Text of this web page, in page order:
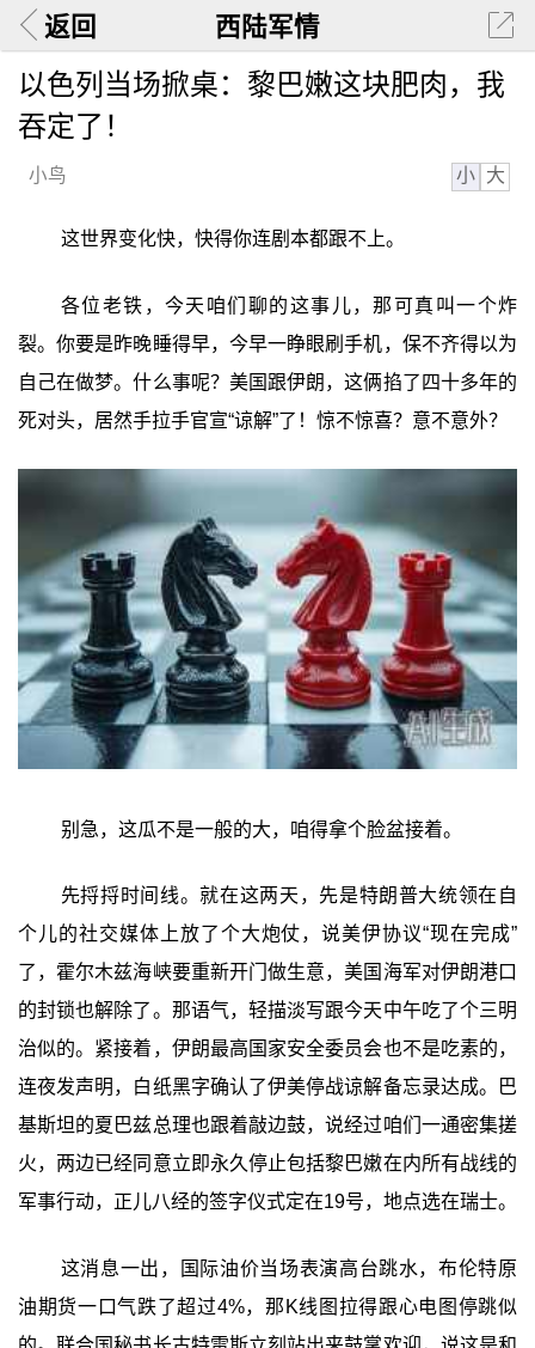
返回 西陆军情
以色列当场掀桌：黎巴嫩这块肥肉，我
吞定了！
小鸟 小 大
这世界变化快，快得你连剧本都跟不上。
各位老铁，今天咱们聊的这事儿，那可真叫一个炸
裂。你要是昨晚睡得早，今早一睁眼刷手机，保不齐得以为
自己在做梦。什么事呢？美国跟伊朗，这俩掐了四十多年的
死对头，居然手拉手官宣“谅解”了！惊不惊喜？意不意外？
别急，这瓜不是一般的大，咱得拿个脸盆接着。
先捋捋时间线。就在这两天，先是特朗普大统领在自
个儿的社交媒体上放了个大炮仗，说美伊协议“现在完成”
了，霍尔木兹海峡要重新开门做生意，美国海军对伊朗港口
的封锁也解除了。那语气，轻描淡写跟今天中午吃了个三明
治似的。紧接着，伊朗最高国家安全委员会也不是吃素的，
连夜发声明，白纸黑字确认了伊美停战谅解备忘录达成。巴
基斯坦的夏巴兹总理也跟着敲边鼓，说经过咱们一通密集搓
火，两边已经同意立即永久停止包括黎巴嫩在内所有战线的
军事行动，正儿八经的签字仪式定在19号，地点选在瑞士。
这消息一出，国际油价当场表演高台跳水，布伦特原
油期货一口气跌了超过4%，那K线图拉得跟心电图停跳似